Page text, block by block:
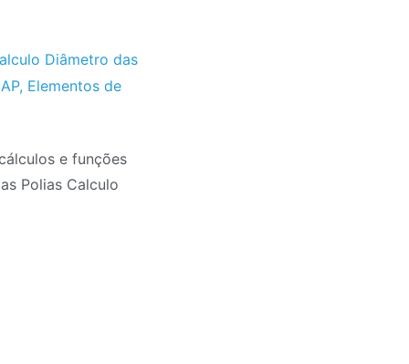
Diâmetro das
, Elementos de
e funções
Polias Calculo